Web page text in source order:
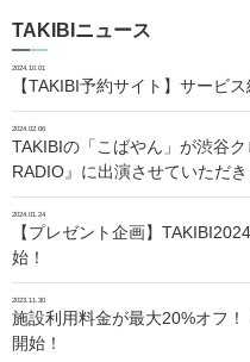
TAKIBIニュース
2024.10.01
【TAKIBI予約サイト】サービ
2024.02.06
TAKIBIの「こばやん」が渋谷
RADIO』に出演させていただ
2024.01.24
【プレゼント企画】
始！
2023.11.30
施設利用料金が最大20%オフ！
開始！